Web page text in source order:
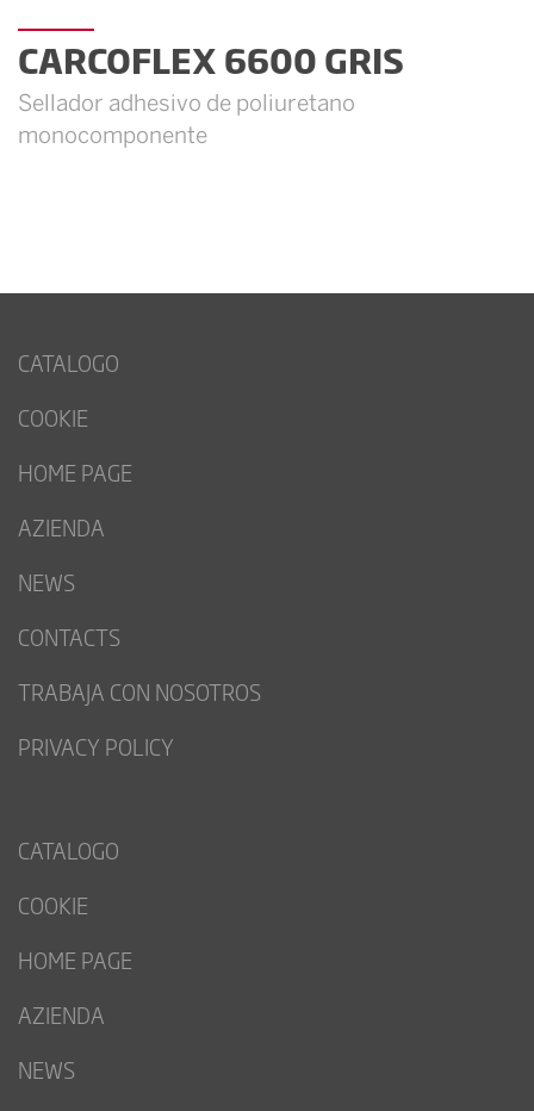
CARCOFLEX 6600 GRIS
Sellador adhesivo de poliuretano
monocomponente
CATALOGO
COOKIE
HOME PAGE
AZIENDA
NEWS
CONTACTS
TRABAJA CON NOSOTROS
PRIVACY POLICY
CATALOGO
COOKIE
HOME PAGE
AZIENDA
NEWS